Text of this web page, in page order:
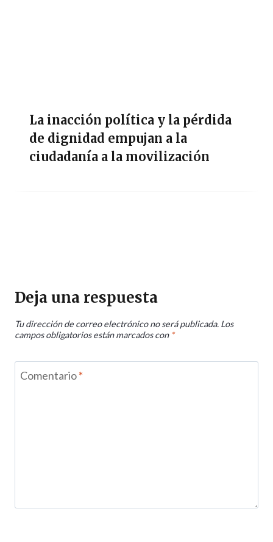
La inacción política y la pérdida
de dignidad empujan a la
ciudadanía a la movilización
Deja una respuesta
Tu dirección de correo electrónico no será publicada. Los
campos obligatorios están marcados con *
Comentario*